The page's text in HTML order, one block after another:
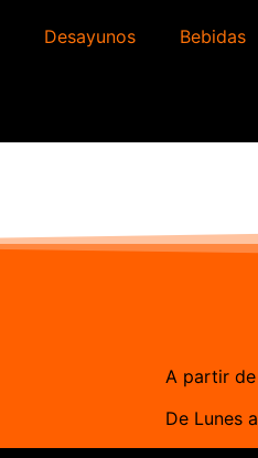
Desayunos Bebidas
A partir de
De Lunes